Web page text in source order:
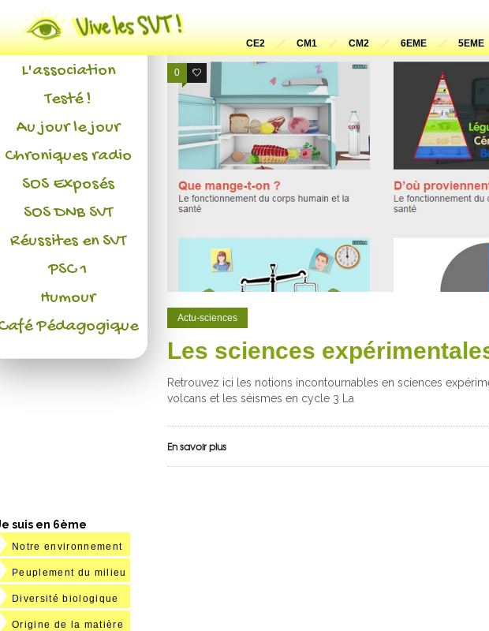
CE2 CM1 CM2 6EME 5EME
0 0
Actu-sciences
Les sciences
Retrouvez ici les notions incontournables en sciences
volcans et les séismes en cycle 3 La
En savoir plus
Actualités
L'association
Testé !
Au jour le jour
Chroniques radio
SOS Exposés
SOS DNB SVT
Réussites en SVT
PSC 1
Humour
Pédagogique
suis en 6ème
Notre environnement
Peuplement du milieu
Diversité biologique
Origine de la matière